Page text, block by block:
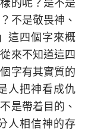
的呢？是不是
不是敬畏神、
這四個字來概
來不知道這四
字有其實質的
人把神看成仇
是帶着目的、
人相信神的存